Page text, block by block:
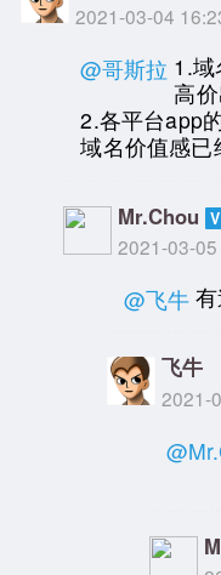
2021-03-04
@哥斯拉 1.域
高价
2.各平台app
域名价值感已
Mr.Chou
2021-03-05
@飞牛
飞牛
2021-